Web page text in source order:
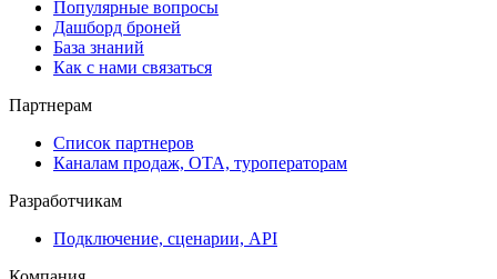
Популярные вопросы
Дашборд броней
База знаний
Как с нами связаться
Партнерам
Список партнеров
Каналам продаж, ОТА, туроператорам
Разработчикам
Подключение, сценарии, API